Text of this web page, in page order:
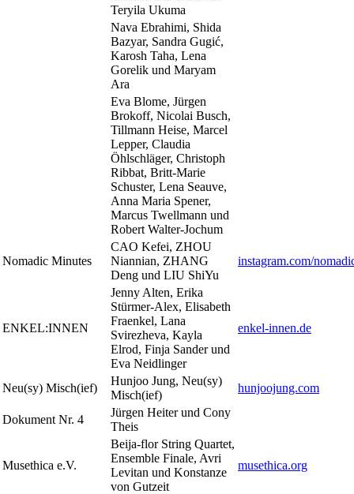
Teryila Ukuma
Nava Ebrahimi, Shida
Bazyar, Sandra Gugić,
Karosh Taha, Lena
Gorelik und Maryam
Ara
Eva Blome, Jürgen
Brokoff, Nicolai Busch,
Tillmann Heise, Marcel
Lepper, Claudia
Öhlschläger, Christoph
Ribbat, Britt-Marie
Schuster, Lena Seauve,
Anna Maria Spener,
Marcus Twellmann und
Robert Walter-Jochum
Nomadic Minutes
CAO Kefei, ZHOU
Niannian, ZHANG
Deng und LIU ShiYu
instagram.com/
ENKEL:INNEN
Jenny Alten, Erika
Stürmer-Alex, Elisabeth
Fraenkel, Lana
Svirezheva, Kayla
Elrod, Finja Sander und
Eva Neidlinger
enkel-innen.de
Neu(sy) Misch(ief)
Hunjoo Jung, Neu(sy)
Misch(ief)
hunjoojung.com
Dokument Nr. 4
Jürgen Heiter und Cony
Theis
Musethica e.V.
Beija-flor String Quartet,
Ensemble Finale, Avri
Levitan und Konstanze
von Gutzeit
musethica.org